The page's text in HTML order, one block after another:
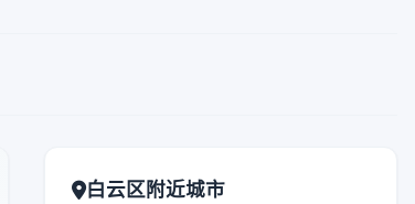
白云区附近城市